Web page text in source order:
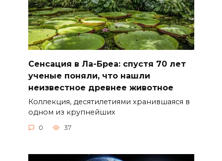
Сенсация в Ла-Бреа: спустя 70 лет
ученые поняли, что нашли
неизвестное древнее животное
Коллекция, десятилетиями хранившаяся в
одном из крупнейших
0 37